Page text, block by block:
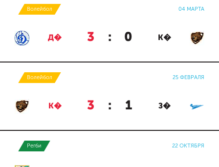
Волейбол 04 МАРТА
Д� 3 : 0 К�
Волейбол 25 ФЕВРАЛЯ
К� 3 : 1 З�
Регби 22 ОКТЯБРЯ